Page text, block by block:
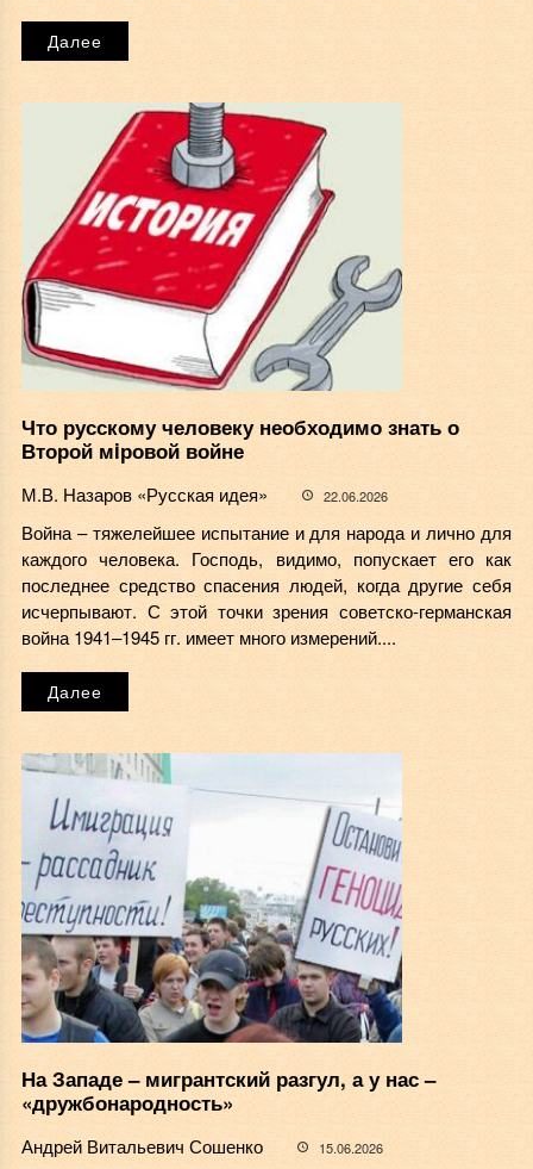
Далее
Что русскому человеку необходимо знать о
Второй мiровой войне
М.В. Назаров «Русская идея» 22.06.2026
Война – тяжелейшее испытание и для народа и лично для
каждого человека. Господь, видимо, попускает его как
последнее средство спасения людей, когда другие себя
исчерпывают. С этой точки зрения советско-германская
война 1941–1945 гг. имеет много измерений....
Далее
На Западе – мигрантский разгул, а у нас –
«дружбонародность»
Андрей Витальевич Сошенко 15.06.2026